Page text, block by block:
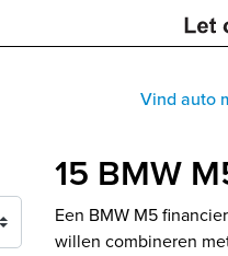
Vind auto
15 BMW
Een BMW M5
willen combineren